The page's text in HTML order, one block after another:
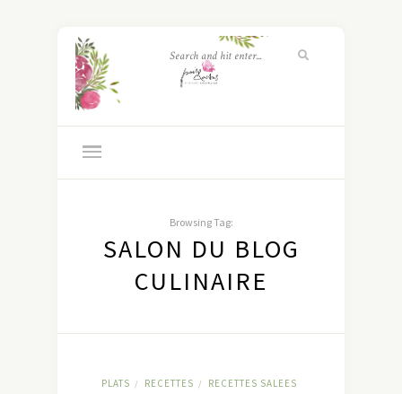
Browsing Tag:
SALON DU BLOG
CULINAIRE
PLATS / RECETTES / RECETTES SALEES